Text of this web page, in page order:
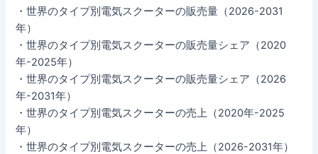
・世界のタイプ別電気スクーターの販売量（2026-2031
年）
・世界のタイプ別電気スクーターの販売量シェア（2020
年-2025年）
・世界のタイプ別電気スクーターの販売量シェア（2026
年-2031年）
・世界のタイプ別電気スクーターの売上（2020年-2025
年）
・世界のタイプ別電気スクーターの売上（2026-2031年）